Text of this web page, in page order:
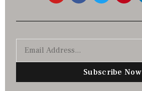
Subscribe Now